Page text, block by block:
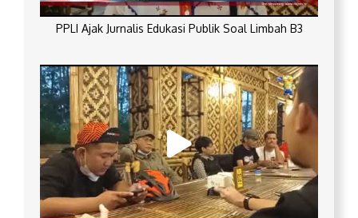
PPLI Ajak Jurnalis Edukasi Publik Soal Limbah B3